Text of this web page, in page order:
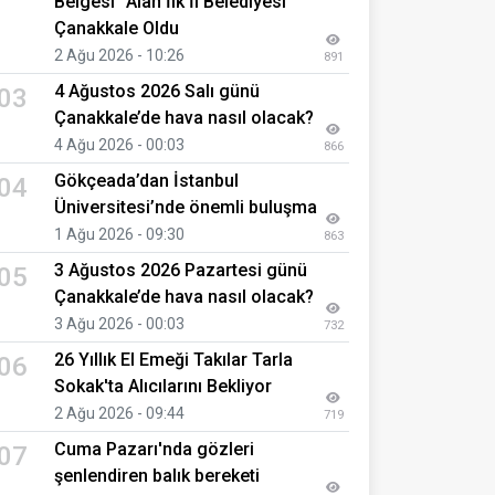
Çanakkale Oldu
2 Ağu 2026 - 10:26 891
4 Ağustos 2026 Salı günü
Çanakkale’de hava nasıl olacak?
4 Ağu 2026 - 00:03 866
Gökçeada’dan İstanbul
Üniversitesi’nde önemli buluşma
1 Ağu 2026 - 09:30 863
3 Ağustos 2026 Pazartesi günü
Çanakkale’de hava nasıl olacak?
3 Ağu 2026 - 00:03 732
26 Yıllık El Emeği Takılar Tarla
Sokak'ta Alıcılarını Bekliyor
2 Ağu 2026 - 09:44 719
Cuma Pazarı'nda gözleri
şenlendiren balık bereketi